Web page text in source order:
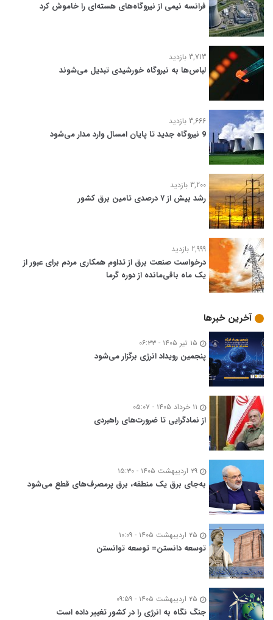
فرانسه نیمی از نیروگاه‌های هسته‌ای را خاموش کرد
3,713 بازدید
لباس‌ها به نیروگاه خورشیدی تبدیل می‌شوند
3,666 بازدید
9 نیروگاه جدید تا پایان امسال وارد مدار می‌شود
3,200 بازدید
رشد بیش از ۷ درصدی تامین برق کشور
2,999 بازدید
درخواست صنعت برق از تداوم همکاری مردم برای عبور از
یک ماه باقی‌مانده از دوره گرما
آخرین خبرها
پنجمین رویداد انرژی برگزار می‌شود
از نمادگرایی تا ضرورت‌های راهبردی
به‌جای برق یک منطقه، برق پرمصرف‌های قطع می‌شود
توسعه‌ دانستن= توسعه توانستن
جنگ نگاه به انرژی را در کشور تغییر داده است